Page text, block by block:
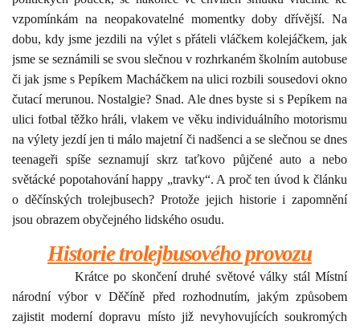
vzpomínkám na neopakovatelné momentky doby dřívější. Na
dobu, kdy jsme jezdili na výlet s přáteli vláčkem kolejáčkem, jak
jsme se seznámili se svou slečnou v rozhrkaném školním autobuse
či jak jsme s Pepíkem Macháčkem na ulici rozbili sousedovi okno
čutací merunou. Nostalgie? Snad. Ale dnes byste si s Pepíkem na
ulici fotbal těžko hráli, vlakem ve věku individuálního motorismu
na výlety jezdí jen ti málo majetní či nadšenci a se slečnou se dnes
teenageři spíše seznamují skrz taťkovo půjčené auto a nebo
světácké popotahování happy „travky“. A proč ten úvod k článku
o děčínských trolejbusech? Protože jejich historie i zapomnění
jsou obrazem obyčejného lidského osudu.
Historie trolejbusového provozu
Krátce po skončení druhé světové války stál Místní
národní výbor v Děčíně před rozhodnutím, jakým způsobem
zajistit moderní dopravu místo již nevyhovujících soukromých